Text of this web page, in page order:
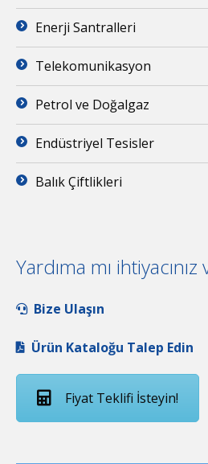
Enerji Santralleri
Telekomunikasyon
Petrol ve Doğalgaz
Endüstriyel Tesisler
Balık Çiftlikleri
Yardıma mı ihtiyacınız
Bize Ulaşın
Ürün Kataloğu Talep Edin
Fiyat Teklifi İsteyin!